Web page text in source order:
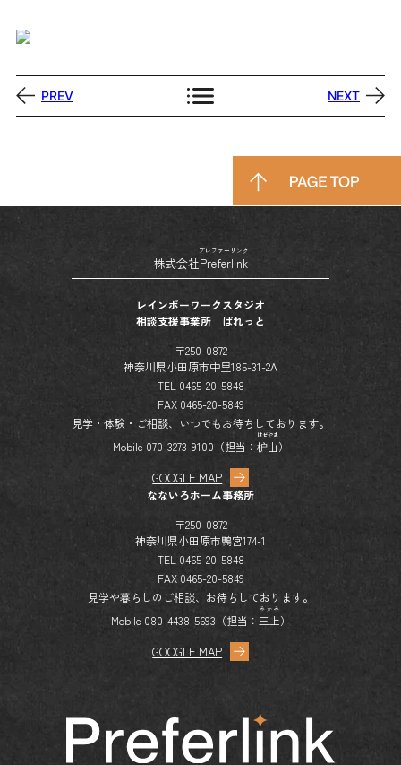
PREV NEXT
株式会社Preferlink
プレファーリンク
レインボーワークスタジオ
相談支援事業所 ぱれっと
〒250-0872
神奈川県小田原市中里185-31-2A
TEL 0465-20-5848
FAX 0465-20-5849
見学・体験・ご相談、いつでもお待ちしております。
Mobile 070-3273-9100（担当： 枦山
はぜやま
）
GOOGLE MAP
なないろホーム事務所
〒250-0872
神奈川県小田原市鴨宮174-1
TEL 0465-20-5848
FAX 0465-20-5849
見学や暮らしのご相談、お待ちしております。
Mobile 080-4438-5693（担当： 三上
みかみ
）
GOOGLE MAP